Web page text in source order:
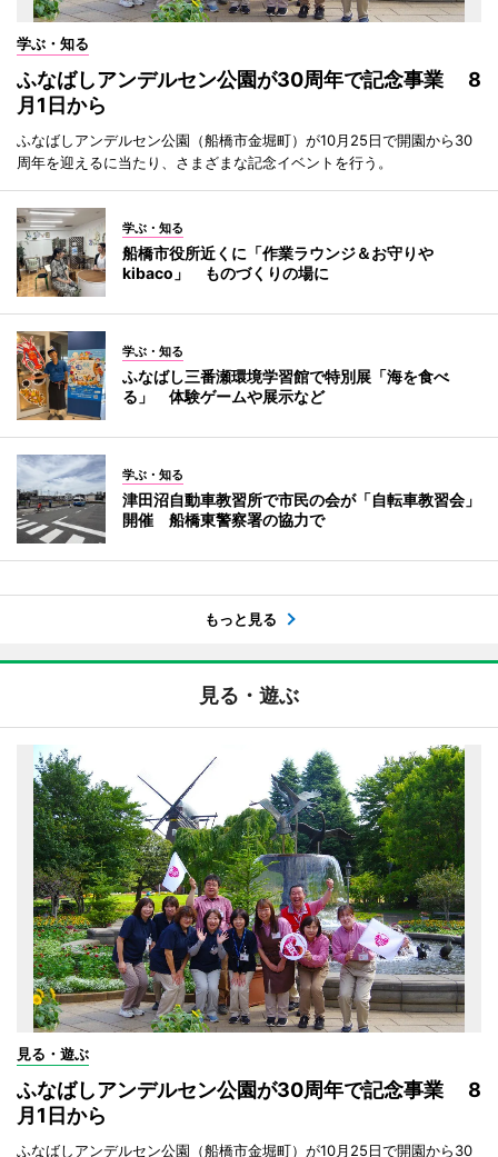
学ぶ・知る
ふなばしアンデルセン公園が30周年で記念事業 8
月1日から
ふなばしアンデルセン公園（船橋市金堀町）が10月25日で開園から30
周年を迎えるに当たり、さまざまな記念イベントを行う。
学ぶ・知る
船橋市役所近くに「作業ラウンジ＆お守りや
kibaco」 ものづくりの場に
学ぶ・知る
ふなばし三番瀬環境学習館で特別展「海を食べ
る」 体験ゲームや展示など
学ぶ・知る
津田沼自動車教習所で市民の会が「自転車教習会」
開催 船橋東警察署の協力で
もっと見る
見る・遊ぶ
見る・遊ぶ
ふなばしアンデルセン公園が30周年で記念事業 8
月1日から
ふなばしアンデルセン公園（船橋市金堀町）が10月25日で開園から30